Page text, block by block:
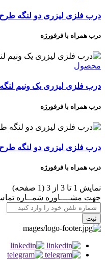
درب فلزی لیزری دو لنگه طرح
درب همراه با فرفورژه
محصول
درب فلزی لیزری یک ونیم لنگه
درب همراه با فرفورژه
درب فلزی لیزری دو لنگه طرح
درب همراه با فرفورژه
نمايش 1 تا 3 از 3 (1 صفحه)
جهت مشــــاوره شمــاره تماس
ثبت